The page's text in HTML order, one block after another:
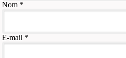
Nom*
E-mail *